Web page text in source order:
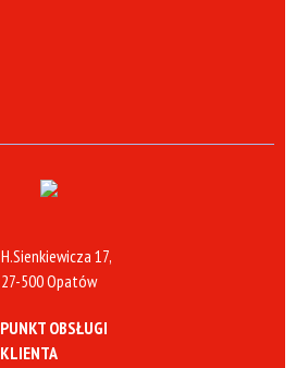
H.Sienkiewicza 17,
27-500 Opatów
PUNKT OBSŁUGI
KLIENTA